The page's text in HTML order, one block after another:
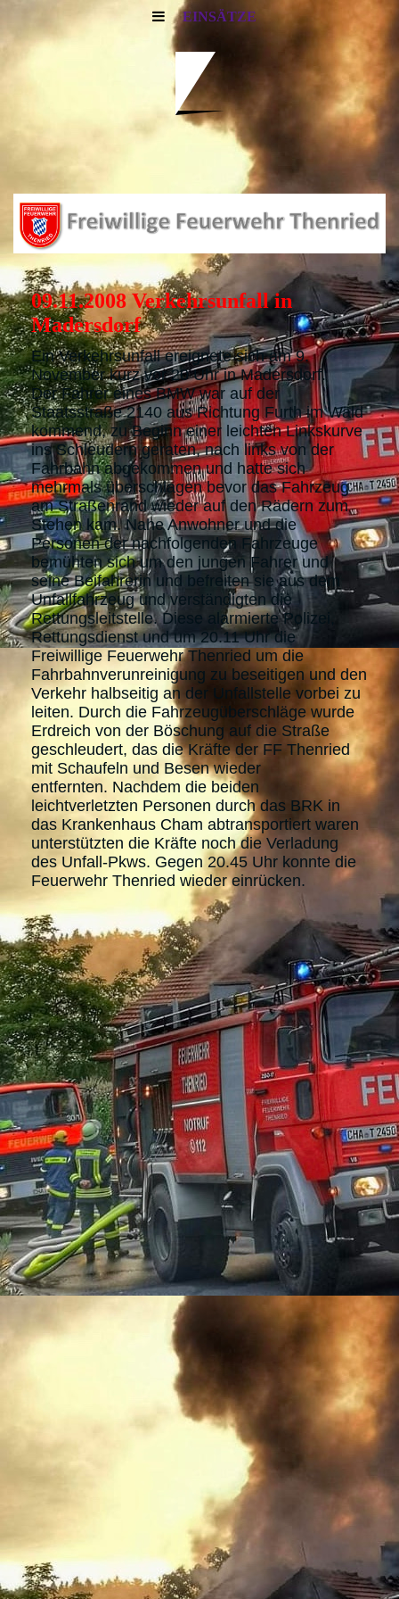
EINSÄTZE
09.11.2008 Verkehrsunfall in
Madersdorf
Ein Verkehrsunfall ereignete sich am 9.
November kurz vor 20 Uhr in Madersdorf.
Der Fahrer eines BMW war auf der
Staatsstraße 2140 aus Richtung Furth im Wald
kommend, zu Beginn einer leichten Linkskurve
ins Schleudern geraten, nach links von der
Fahrbahn abgekommen und hatte sich
mehrmals überschlagen bevor das Fahrzeug
am Straßenrand wieder auf den Rädern zum
Stehen kam. Nahe Anwohner und die
Personen der nachfolgenden Fahrzeuge
bemühten sich um den jungen Fahrer und
seine Beifahrerin und befreiten sie aus dem
Unfallfahrzeug und verständigten die
Rettungsleitstelle. Diese alarmierte Polizei,
Rettungsdienst und um 20.11 Uhr die
Freiwillige Feuerwehr Thenried um die
Fahrbahnverunreinigung zu beseitigen und den
Verkehr halbseitig an der Unfallstelle vorbei zu
leiten. Durch die Fahrzeugüberschläge wurde
Erdreich von der Böschung auf die Straße
geschleudert, das die Kräfte der FF Thenried
mit Schaufeln und Besen wieder
entfernten. Nachdem die beiden
leichtverletzten Personen durch das BRK in
das Krankenhaus Cham abtransportiert waren
unterstützten die Kräfte noch die Verladung
des Unfall-Pkws. Gegen 20.45 Uhr konnte die
Feuerwehr Thenried wieder einrücken.